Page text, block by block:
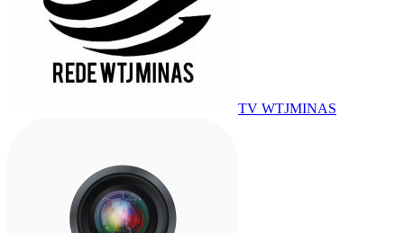
TV WTJMINAS